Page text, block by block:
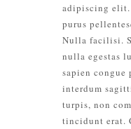
MIS
TIENDA
adipiscing elit.
purus
Nulla facilisi.
nulla egestas
sapien congue
interdum
turpis, non
tincidunt erat.